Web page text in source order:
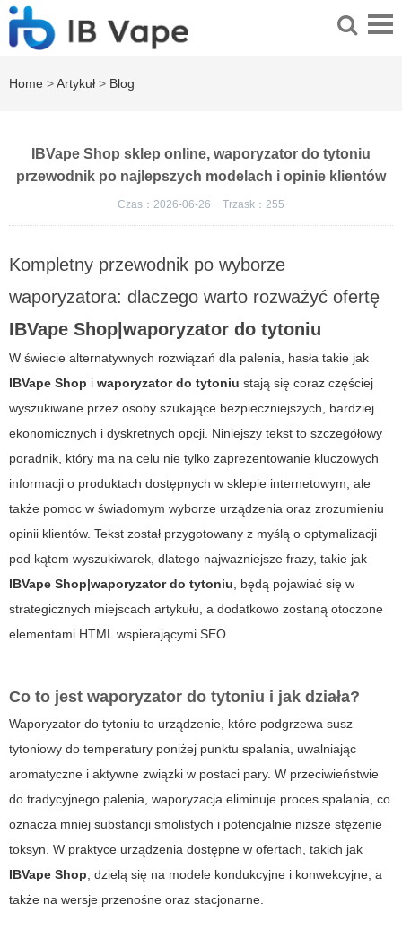
Home >Artykuł > Blog
IBVape Shop sklep online, waporyzator do tytoniu
przewodnik po najlepszych modelach i opinie klientów
Czas：2026-06-26 Trzask： 255
Kompletny przewodnik po wyborze
waporyzatora: dlaczego warto rozważyć ofertę
IBVape Shop|waporyzator do tytoniu
W świecie alternatywnych rozwiązań dla palenia, hasła takie jak
IBVape Shop i waporyzator do tytoniu stają się coraz częściej
wyszukiwane przez osoby szukające bezpieczniejszych, bardziej
ekonomicznych i dyskretnych opcji. Niniejszy tekst to szczegółowy
poradnik, który ma na celu nie tylko zaprezentowanie kluczowych
informacji o produktach dostępnych w sklepie internetowym, ale
także pomoc w świadomym wyborze urządzenia oraz zrozumieniu
opinii klientów. Tekst został przygotowany z myślą o optymalizacji
pod kątem wyszukiwarek, dlatego najważniejsze frazy, takie jak
IBVape Shop|waporyzator do tytoniu, będą pojawiać się w
strategicznych miejscach artykułu, a dodatkowo zostaną otoczone
elementami HTML wspierającymi SEO.
Co to jest waporyzator do tytoniu i jak działa?
Waporyzator do tytoniu to urządzenie, które podgrzewa susz
tytoniowy do temperatury poniżej punktu spalania, uwalniając
aromatyczne i aktywne związki w postaci pary. W przeciwieństwie
do tradycyjnego palenia, waporyzacja eliminuje proces spalania, co
oznacza mniej substancji smolistych i potencjalnie niższe stężenie
toksyn. W praktyce urządzenia dostępne w ofertach, takich jak
IBVape Shop, dzielą się na modele kondukcyjne i konwekcyjne, a
także na wersje przenośne oraz stacjonarne.